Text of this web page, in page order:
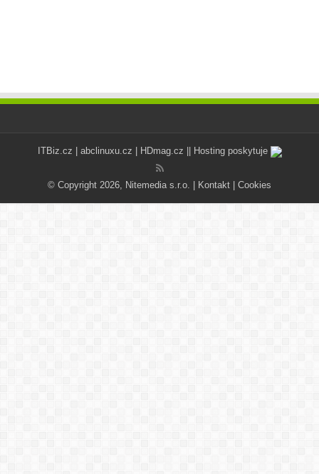
ITBiz.cz abclinuxu.cz HDmag.cz || Hosting poskytuje
© Copyright 2026, Nitemedia s.r.o. | Kontakt Cookies